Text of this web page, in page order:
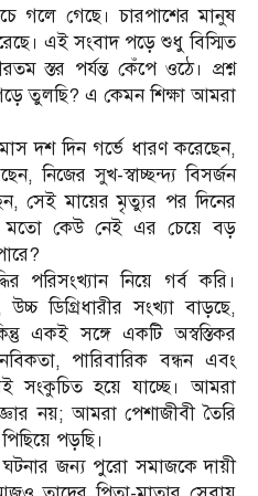
গলে গেছে। চারপাশের মানুষ
এই সংবাদ পড়ে শুধু বিস্মিত
স্তর পর্যন্ত কেঁপে ওঠে। প্রশ্ন
তুলছি? এ কেমন শিক্ষা আমরা
দশ দিন গর্ভে ধারণ করেছেন,
নিজের সুখ-স্বাচ্ছন্দ্য বিসর্জন
সেই মায়ের মৃত্যুর পর দিনের
মতো কেউ নেই এর চেয়ে বড়
পরিসংখ্যান নিয়ে গর্ব করি।
উচ্চ ডিগ্রিধারীর সংখ্যা বাড়ছে,
একই সঙ্গে একটি অস্বস্তিকর
পারিবারিক বন্ধন এবং
সংকুচিত হয়ে যাচ্ছে। আমরা
নয়; আমরা পেশাজীবী তৈরি
পড়ছি।
ঘটনার জন্য পুরো সমাজকে দায়ী